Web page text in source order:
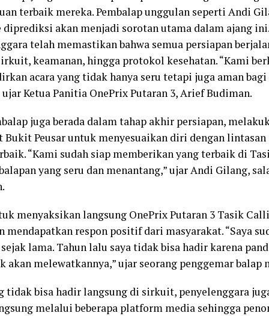
terbaik mereka. Pembalap unggulan seperti Andi
diprediksi akan menjadi sorotan utama dalam ajang
telah memastikan bahwa semua persiapan
keamanan, hingga protokol kesehatan. “Kami
acara yang tidak hanya seru tetapi juga aman
Ketua Panitia OnePrix Putaran 3, Arief Budiman.
juga berada dalam tahap akhir persiapan,
Peusar untuk menyesuaikan diri dengan lintasan
“Kami sudah siap memberikan yang terbaik di
yang seru dan menantang,” ujar Andi Gilang,
menyaksikan langsung OnePrix Putaran 3 Tasik
mendapatkan respon positif dari masyarakat. “Saya
lama. Tahun lalu saya tidak bisa hadir karena
akan melewatkannya,” ujar seorang penggemar balap
tidak bisa hadir langsung di sirkuit, penyelenggara
melalui beberapa platform media sehingga